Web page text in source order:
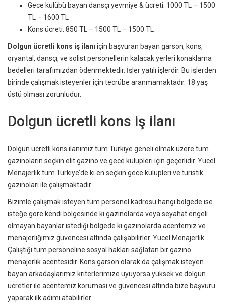
Gece kulübü bayan dansçı yevmiye & ücreti: 1000 TL – 1500
TL – 1600 TL
Kons ücreti: 850 TL – 1500 TL – 1500 TL
Dolgun ücretli kons iş ilanı için başvuran bayan garson, kons,
oryantal, dansçı, ve solist personellerin kalacak yerleri konaklama
bedelleri tarafımızdan ödenmektedir. İşler yatılı işlerdir. Bu işlerden
birinde çalışmak isteyenler için tecrübe aranmamaktadır. 18 yaş
üstü olması zorunludur.
Dolgun ücretli kons iş ilanı
Dolgun ücretli kons ilanımız tüm Türkiye geneli olmak üzere tüm
gazinoların seçkin elit gazino ve gece kulüpleri için geçerlidir. Yücel
Menajerlik tüm Türkiye’de ki en seçkin gece kulüpleri ve turistik
gazinoları ile çalışmaktadır.
Bizimle çalışmak isteyen tüm personel kadrosu hangi bölgede ise
isteğe göre kendi bölgesinde ki gazinolarda veya seyahat engeli
olmayan bayanlar istediği bölgede ki gazinolarda acentemiz ve
menajerliğimiz güvencesi altında çalışabilirler. Yücel Menajerlik
Çalıştığı tüm personeline sosyal hakları sağlatan bir gazino
menajerlik acentesidir. Kons garson olarak da çalışmak isteyen
bayan arkadaşlarımız kriterlerimize uyuyorsa yüksek ve dolgun
ücretler ile acentemiz koruması ve güvencesi altında bize başvuru
yaparak ilk adımı atabilirler.